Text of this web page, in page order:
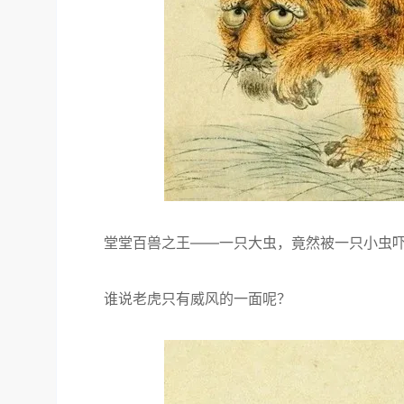
堂堂百兽之王——一只大虫，竟然被一只小虫
谁说老虎只有威风的一面呢？